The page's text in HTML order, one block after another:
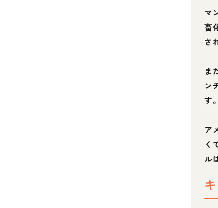
マ
畜
さ
ま
ン
す
ア
く
ル